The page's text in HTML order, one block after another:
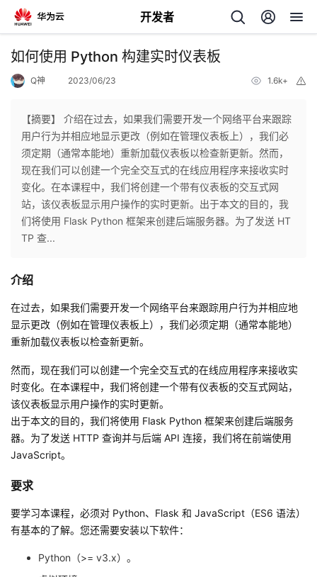
开发者
返
个
人
主
页
我
的
开
发
者
我
的
博
客
我
的
论
坛
我
的
圈
我
的
我
如何使用 Python 构建实时仪表板
Q神 2023/06/23 1.6k+
【摘要】 介绍在过去，如果我们需要开发一个网络平台来跟踪
用户行为并相应地显示更改（例如在管理仪表板上），我们必
须定期（通常本能地）重新加载仪表板以检查新更新。然而，
现在我们可以创建一个完全交互式的在线应用程序来接收实时
变化。在本课程中，我们将创建一个带有仪表板的交互式网
站，该仪表板显示用户操作的实时更新。出于本文的目的，我
们将使用 Flask Python 框架来创建后端服务器。为了发送 HT
TP 查...
介绍
在过去，如果我们需要开发一个网络平台来跟踪用户行为并相应地
显示更改（例如在管理仪表板上），我们必须定期（通常本能地）
重新加载仪表板以检查新更新。
然而，现在我们可以创建一个完全交互式的在线应用程序来接收实
时变化。在本课程中，我们将创建一个带有仪表板的交互式网站，
该仪表板显示用户操作的实时更新。
出于本文的目的，我们将使用 Flask Python 框架来创建后端服务
器。为了发送 HTTP 查询并与后端 API 连接，我们将在前端使用
JavaScript。
要求
要学习本课程，必须对 Python、Flask 和 JavaScript（ES6 语法）
有基本的了解。您还需要安装以下软件：
Python（>= v3.x）。